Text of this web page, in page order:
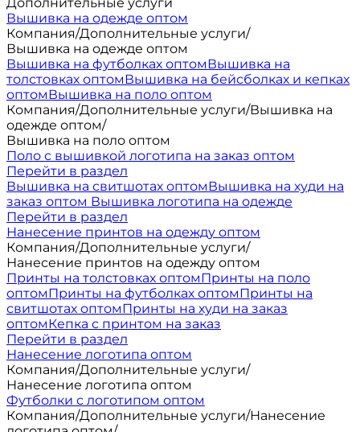
Вышивка на одежде оптом
Компания/Дополнительные услуги/
Вышивка на одежде оптом
Вышивка на футболках оптомВышивка на
толстовках оптомВышивка на бейсболках и кепках
оптомВышивка на поло оптом
Компания/Дополнительные услуги/Вышивка на
одежде оптом/
Вышивка на поло оптом
Поло с вышивкой логотипа на заказ оптом
Перейти в раздел
Вышивка на свитшотах оптомВышивка на худи на
заказ оптом Вышивка логотипа на одежде
Перейти в раздел
Нанесение принтов на одежду оптом
Компания/Дополнительные услуги/
Нанесение принтов на одежду оптом
Принты на толстовках оптомПринты на поло
оптомПринты на футболках оптомПринты на
свитшотах оптомПринты на худи на заказ
оптомКепка с принтом на заказ
Перейти в раздел
Нанесение логотипа оптом
Компания/Дополнительные услуги/
Нанесение логотипа оптом
Футболки с логотипом оптом
Компания/Дополнительные услуги/Нанесение